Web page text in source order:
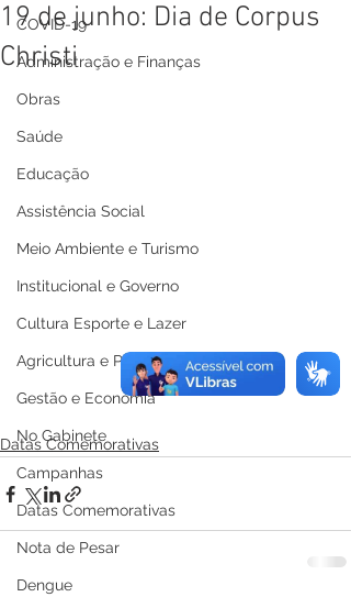
COVID-19
Administração e Finanças
Obras
Saúde
Educação
Assistência Social
Meio Ambiente e Turismo
Institucional e Governo
Cultura Esporte e Lazer
Agricultura e Produção
Gestão e Economia
No Gabinete
Campanhas
Datas Comemorativas
Nota de Pesar
Dengue
19 de junho: Dia de Corpus
Christi
Datas Comemorativas